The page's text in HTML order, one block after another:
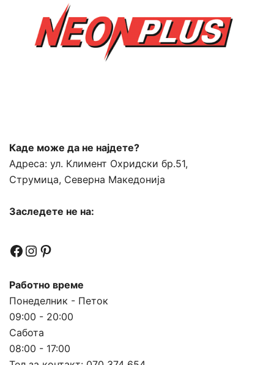
Каде може да не најдете?
Адреса: ул. Климент Охридски бр.51,
Струмица, Северна Македонија
Заследете не на:
Facebook
Instagram
Pinterest
Работно време
Понеделник - Петок
09:00 - 20:00
Сабота
08:00 - 17:00